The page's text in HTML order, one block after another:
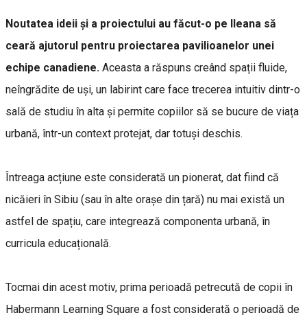
Noutatea ideii și a proiectului au făcut-o pe Ileana să
ceară ajutorul pentru proiectarea pavilioanelor unei
echipe canadiene. Aceasta a răspuns creând spații fluide,
neîngrădite de uși, un labirint care face trecerea intuitiv dintr-o
sală de studiu în alta și permite copiilor să se bucure de viața
urbană, într-un context protejat, dar totuși deschis.
Întreaga acțiune este considerată un pionerat, dat fiind că
nicăieri în Sibiu (sau în alte orașe din țară) nu mai există un
astfel de spațiu, care integrează componenta urbană, în
curricula educațională.
Tocmai din acest motiv, prima perioadă petrecută de copii în
Habermann Learning Square a fost considerată o perioadă de